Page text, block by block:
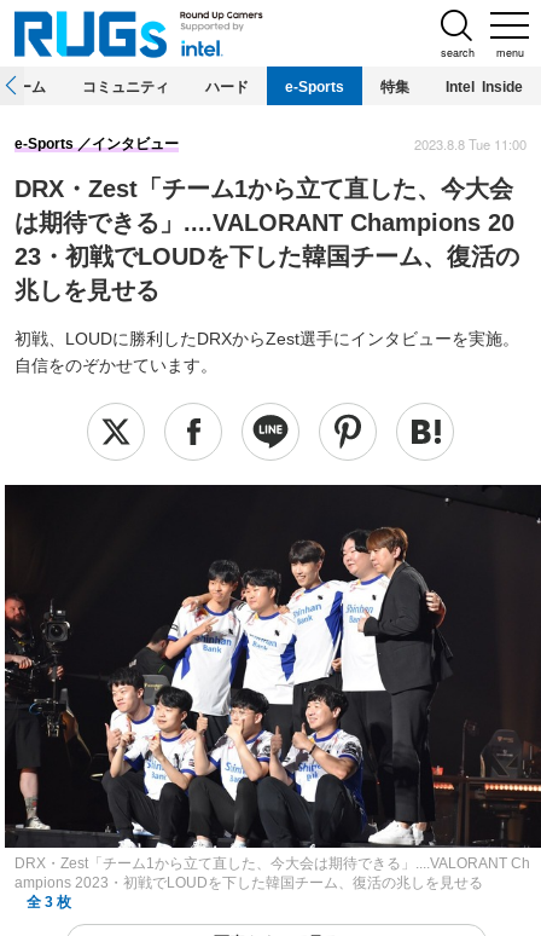
menu
search
ホーム コミュニティ ハード e-Sports 特集 Intel Inside
DRX・Zest「チーム1から立て直した、今大会
は期待できる」....VALORANT Champions 20
23・初戦でLOUDを下した韓国チーム、復活の
兆しを見せる
初戦、LOUDに勝利したDRXからZest選手にインタビューを実施。
自信をのぞかせています。
e-Sports インタビュー 2023.8.8 Tue 11:00
DRX・Zest「チーム1から立て直した、今大会は期待できる」....VALORANT Ch
ampions 2023・初戦でLOUDを下した韓国チーム、復活の兆しを見せる
全 3 枚